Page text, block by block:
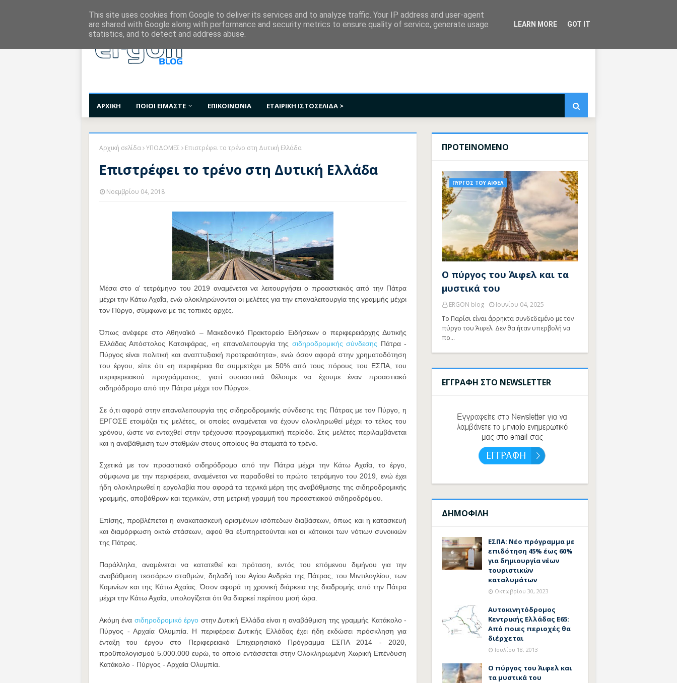
ΑΡΧΙΚΗ ΠΟΙΟΙ ΕΙΜΑΣΤΕ ΕΠΙΚΟΙΝΩΝΙΑ ΕΤΑΙΡΙΚΗ ΙΣΤΟΣΕΛΙΔΑ >
Αρχική σελίδα ΥΠΟΔΟΜΕΣ Επιστρέφει το τρένο στη Δυτική Ελλάδα
Επιστρέφει το τρένο στη Δυτική Ελλάδα
Νοεμβρίου 04, 2018
Μέσα στο α' τετράμηνο του 2019 αναμένεται να λειτουργήσει ο προαστιακός από την Πάτρα
μέχρι την Κάτω Αχαΐα, ενώ ολοκληρώνονται οι μελέτες για την επαναλειτουργία της γραμμής μέχρι
τον Πύργο, σύμφωνα με τις τοπικές αρχές.
Όπως ανέφερε στο Αθηναϊκό – Μακεδονικό Πρακτορείο Ειδήσεων ο περιφερειάρχης Δυτικής
Ελλάδας Απόστολος Κατσιφάρας, «η επαναλειτουργία της σιδηροδρομικής σύνδεσης Πάτρα -
Πύργος είναι πολιτική και αναπτυξιακή προτεραιότητα», ενώ όσον αφορά στην χρηματοδότηση
του έργου, είπε ότι «η περιφέρεια θα συμμετέχει με 50% από τους πόρους του ΕΣΠΑ, του
περιφερειακού προγράμματος, γιατί ουσιαστικά θέλουμε να έχουμε έναν προαστιακό
σιδηρόδρομο από την Πάτρα μέχρι τον Πύργο».
Σε ό,τι αφορά στην επαναλειτουργία της σιδηροδρομικής σύνδεσης της Πάτρας με τον Πύργο, η
ΕΡΓΟΣΕ ετοιμάζει τις μελέτες, οι οποίες αναμένεται να έχουν ολοκληρωθεί μέχρι το τέλος του
χρόνου, ώστε να ενταχθεί στην τρέχουσα προγραμματική περίοδο. Στις μελέτες περιλαμβάνεται
και η αναβάθμιση των σταθμών στους οποίους θα σταματά το τρένο.
Σχετικά με τον προαστιακό σιδηρόδρομο από την Πάτρα μέχρι την Κάτω Αχαΐα, το έργο,
σύμφωνα με την περιφέρεια, αναμένεται να παραδοθεί το πρώτο τετράμηνο του 2019, ενώ έχει
ήδη ολοκληρωθεί η εργολαβία που αφορά τα τεχνικά μέρη της αναβάθμισης της σιδηροδρομικής
γραμμής, αποβάθρων και τεχνικών, στη μετρική γραμμή του προαστιακού σιδηροδρόμου.
Επίσης, προβλέπεται η ανακατασκευή ορισμένων ισόπεδων διαβάσεων, όπως και η κατασκευή
και διαμόρφωση οκτώ στάσεων, αφού θα εξυπηρετούνται και οι κάτοικοι των νότιων συνοικιών
της Πάτρας.
Παράλληλα, αναμένεται να κατατεθεί και πρόταση, εντός του επόμενου διμήνου για την
αναβάθμιση τεσσάρων σταθμών, δηλαδή του Αγίου Ανδρέα της Πάτρας, του Μιντιλογλίου, των
Καμινίων και της Κάτω Αχαΐας. Όσον αφορά τη χρονική διάρκεια της διαδρομής από την Πάτρα
μέχρι την Κάτω Αχαΐα, υπολογίζεται ότι θα διαρκεί περίπου μισή ώρα.
Ακόμη ένα σιδηροδρομικό έργο στην Δυτική Ελλάδα είναι η αναβάθμιση της γραμμής Κατάκολο -
Πύργος - Αρχαία Ολυμπία. Η περιφέρεια Δυτικής Ελλάδας έχει ήδη εκδώσει πρόσκληση για
ένταξη του έργου στο Περιφερειακό Επιχειρησιακό Πρόγραμμα ΕΣΠΑ 2014 - 2020,
προϋπολογισμού 5.000.000 ευρώ, το οποίο εντάσσεται στην Ολοκληρωμένη Χωρική Επένδυση
Κατάκολο - Πύργος - Αρχαία Ολυμπία.
ΠΡΟΤΕΙΝΟΜΕΝΟ
ΠΥΡΓΟΣ ΤΟΥ ΑΙΦΕΛ
Ο πύργος του Άιφελ και τα
μυστικά του
ERGON blog
Ιουνίου 04, 2025
Το Παρίσι είναι άρρηκτα συνδεδεμένο με τον
πύργο του Άιφελ. Δεν θα ήταν υπερβολή να
πο…
ΕΓΓΡΑΦΗ ΣΤΟ NEWSLETTER
ΔΗΜΟΦΙΛΗ
ΕΣΠΑ: Νέο πρόγραμμα με
επιδότηση 45% έως 60%
για δημιουργία νέων
τουριστικών
καταλυμάτων
Οκτωβρίου 30, 2023
Αυτοκινητόδρομος
Κεντρικής Ελλάδας Ε65:
Από ποιες περιοχές θα
διέρχεται
Ιουλίου 18, 2013
Ο πύργος του Άιφελ και
τα μυστικά του
This site uses cookies from Google to deliver its services and to analyze traffic. Your IP address and user-agent
are shared with Google along with performance and security metrics to ensure quality of service, generate usage
statistics, and to detect and address abuse.
LEARN MORE GOT IT